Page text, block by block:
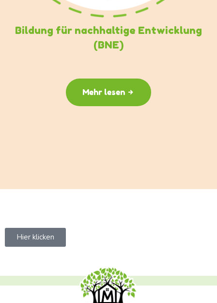
Bildung für nachhaltige Entwicklung
(BNE)
Mehr lesen
Hier klicken